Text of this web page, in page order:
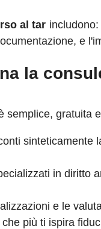
al tar
e
la
semplice, gratuita
sinteticamente
in diritto
e le
più ti ispira